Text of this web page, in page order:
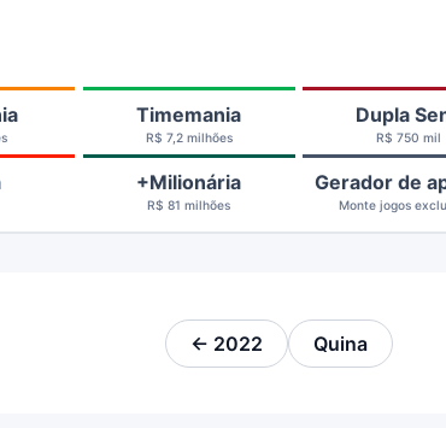
Timemania
R$ 7,2 milhões
Dupla
R$ 750 mil
+Milionária
R$ 81 milhões
Gerador de
Monte jogos
← 2022 Quina